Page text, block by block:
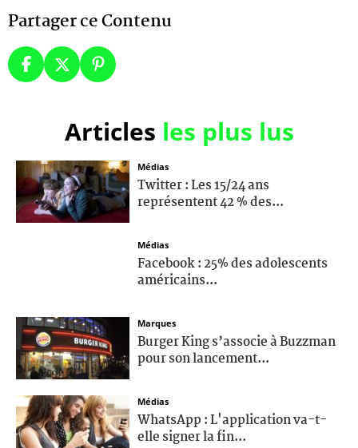
Partager ce Contenu
Articles les plus lus
Médias
Twitter : Les 15/24 ans
représentent 42 % des...
Médias
Facebook : 25% des adolescents
américains...
Marques
Burger King s’associe à Buzzman
pour son lancement...
Médias
WhatsApp : L'application va-t-
elle signer la fin...